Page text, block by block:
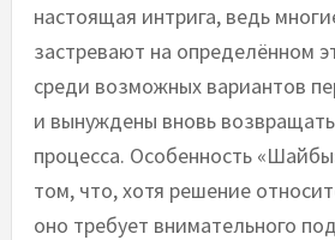
настоящая интрига, ведь
застревают на определённом
среди возможных вариантов
и вынуждены вновь
процесса. Особенность
том, что, хотя решение
оно требует внимательного